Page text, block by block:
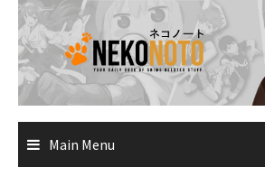
Skip
content
Main Menu